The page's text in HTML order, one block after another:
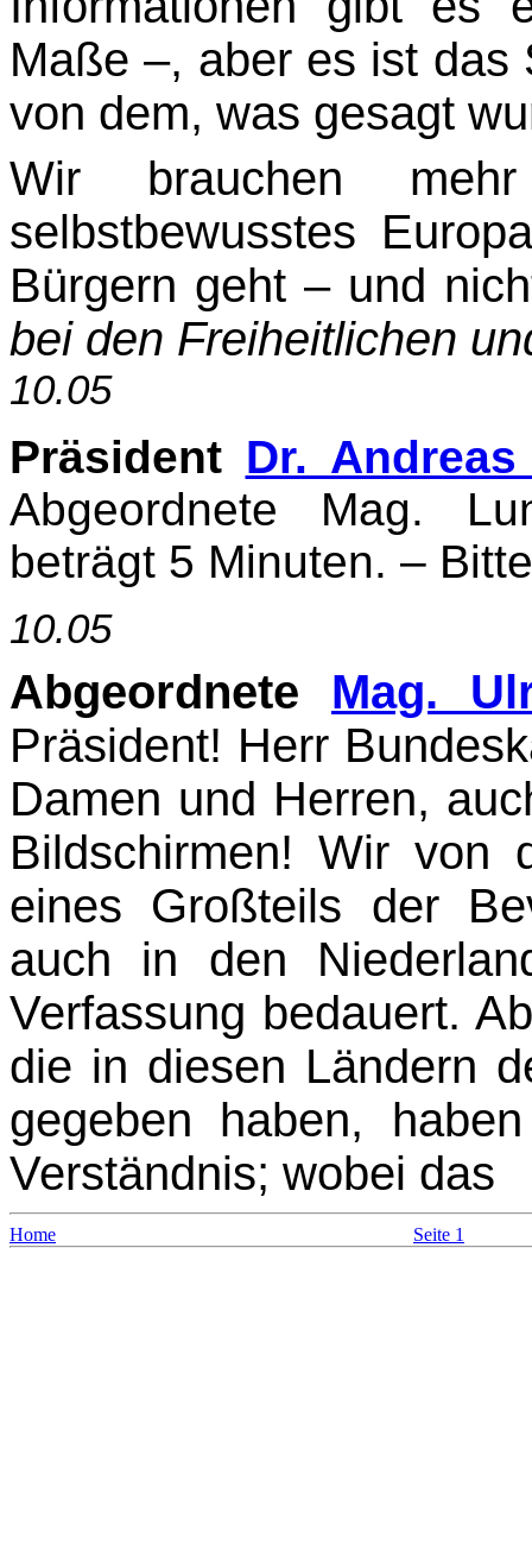
Maße –, aber es ist das
von dem, was gesagt
Wir brauchen
selbstbewusstes
Bürgern geht – und
bei den Freiheitlichen
10.05
Präsident Dr.
Abgeordnete Mag.
beträgt 5 Minuten. –
10.05
Abgeordnete Mag.
Präsident! Herr
Damen und Herren,
Bild­schirmen! Wir von
eines Großteils der
auch in den
Verfassung be­dauert.
die in diesen Ländern
gegeben haben,
Verständnis; wobei das
Home Seite 1